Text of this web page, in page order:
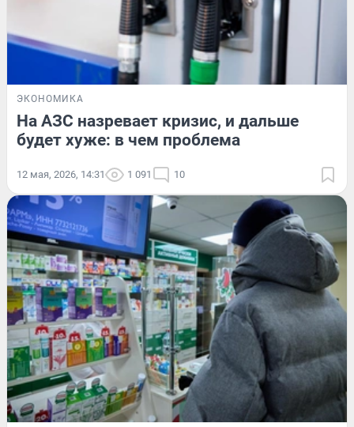
ЭКОНОМИКА
На АЗС назревает кризис, и дальше
будет хуже: в чем проблема
12 мая, 2026, 14:31 1 091 10